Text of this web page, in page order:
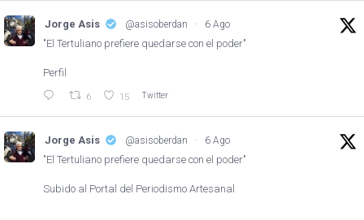
Jorge Asis @asisoberdan · 6 Ago
"El Tertuliano prefiere quedarse con el poder"
Perfil
6 15 Twitter
Jorge Asis @asisoberdan · 6 Ago
"El Tertuliano prefiere quedarse con el poder"
Subido al Portal del Periodismo Artesanal